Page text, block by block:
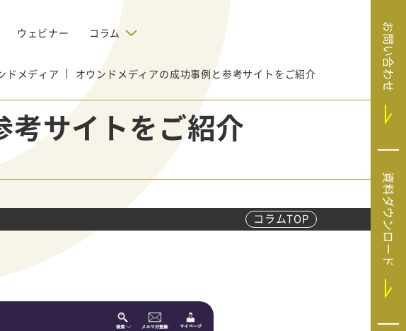
デジタルテクノロジー
SaaS導入
BIZUTTO経費
MRC（マーケラ
ListFinder（リ
ト）
Microsoft Clarity
システムエンジニア
リング
ンターネット広告で狙った
営業力を強化したい
を削減したい（中小企業
弊する「飛び込み営業」や
大化するBtoBデジタ
ング：成功企業のリア 即時可視化と対応迅速化｜フリーウ
ウェビナー コラム
ドメディア オウンドメディアの成功事例と参考サイトをご紹介
考サイトをご紹介
コラムTOP
お問い合わせ
資料ダウンロード